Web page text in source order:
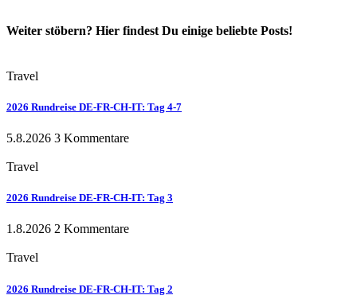
Weiter stöbern? Hier findest Du einige beliebte Posts!
Travel
2026 Rundreise DE-FR-CH-IT: Tag 4-7
5.8.2026 3 Kommentare
Travel
2026 Rundreise DE-FR-CH-IT: Tag 3
1.8.2026 2 Kommentare
Travel
2026 Rundreise DE-FR-CH-IT: Tag 2